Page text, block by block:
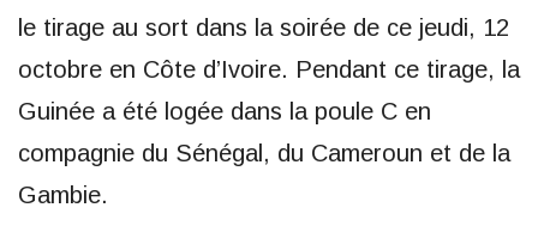
le tirage au sort dans la soirée de ce jeudi, 12
octobre en Côte d’Ivoire. Pendant ce tirage, la
Guinée a été logée dans la poule C en
compagnie du Sénégal, du Cameroun et de la
Gambie.